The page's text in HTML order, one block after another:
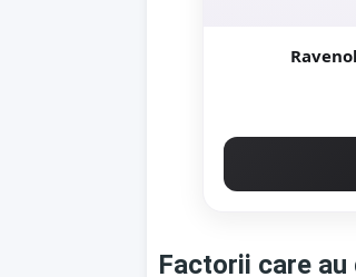
Factorii care